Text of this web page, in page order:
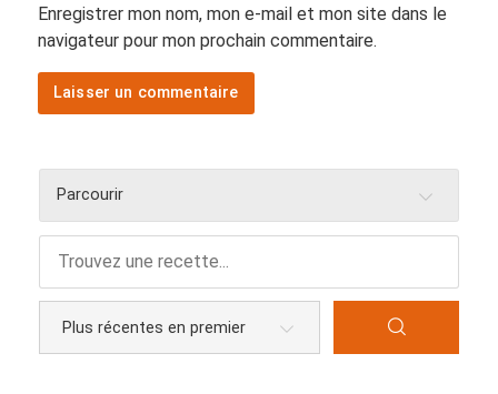
Enregistrer mon nom, mon e-mail et mon site dans le
navigateur pour mon prochain commentaire.
Parcourir